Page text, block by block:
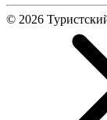
© 2026